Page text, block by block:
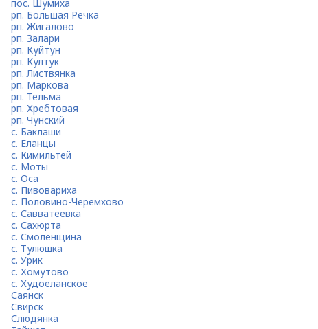
пос. Шумиха
рп. Большая Речка
рп. Жигалово
рп. Залари
рп. Куйтун
рп. Култук
рп. Листвянка
рп. Маркова
рп. Тельма
рп. Хребтовая
рп. Чунский
с. Баклаши
с. Еланцы
с. Кимильтей
с. Моты
с. Оса
с. Пивовариха
с. Половино-Черемхово
с. Савватеевка
с. Сахюрта
с. Смоленщина
с. Тулюшка
с. Урик
с. Хомутово
с. Худоеланское
Саянск
Свирск
Слюдянка